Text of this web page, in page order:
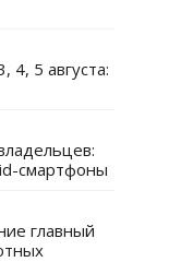
4, 5 августа:
смартфоны
главный